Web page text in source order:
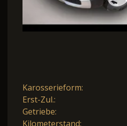
Karosserieform:
Erst-Zul.:
Getriebe:
Kilometerstand: